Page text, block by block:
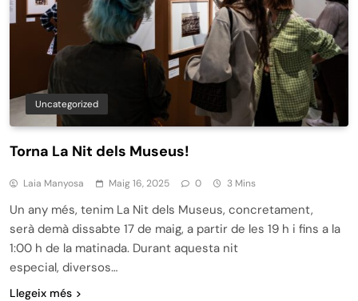
Uncategorized
Torna La Nit dels Museus!
Laia Manyosa Maig 16, 2025 0 3 Mins
Un any més, tenim La Nit dels Museus, concretament,
serà demà dissabte 17 de maig, a partir de les 19 h i fins a la
1:00 h de la matinada. Durant aquesta nit
especial, diversos…
Llegeix més